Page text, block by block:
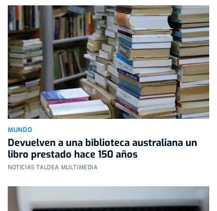
MUNDO
Devuelven a una biblioteca australiana un
libro prestado hace 150 años
NOTICIAS TALDEA MULTIMEDIA